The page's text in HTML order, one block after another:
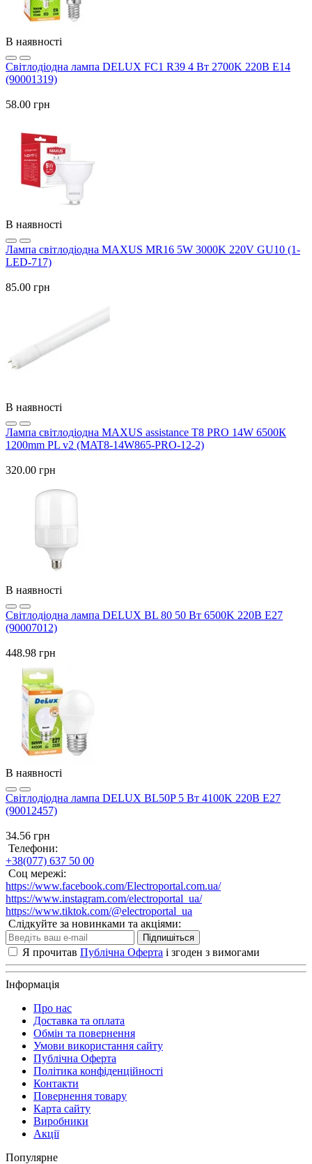
В наявності
Світлодіодна лампа DELUX FC1 R39 4 Вт 2700K 220В E14
(90001319)
58.00 грн
В наявності
Лампа світлодіодна MAXUS MR16 5W 3000K 220V GU10 (1-
LED-717)
85.00 грн
В наявності
Лампа світлодіодна MAXUS assistance T8 PRO 14W 6500К
1200mm PL v2 (MAT8-14W865-PRO-12-2)
320.00 грн
В наявності
Світлодіодна лампа DELUX BL 80 50 Вт 6500K 220В E27
(90007012)
448.98 грн
В наявності
Світлодіодна лампа DELUX BL50P 5 Вт 4100K 220В Е27
(90012457)
34.56 грн
Телефони:
+38(077) 637 50 00
Соц мережі:
https://www.facebook.com/Electroportal.com.ua/
https://www.instagram.com/electroportal_ua/
https://www.tiktok.com/@electroportal_ua
Слідкуйте за новинками та акціями:
Підпишіться
Я прочитав Публічна Оферта і згоден з вимогами
Інформація
Про нас
Доставка та оплата
Обмін та повернення
Умови використання сайту
Публічна Оферта
Політика конфіденційності
Контакти
Повернення товару
Карта сайту
Виробники
Акції
Популярне